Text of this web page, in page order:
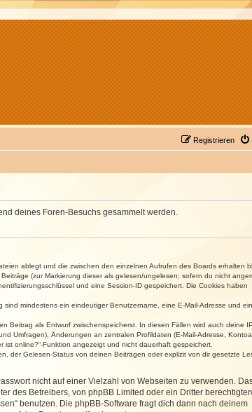
Registrieren
deines Foren-Besuchs gesammelt werden.
ablegt und die zwischen den einzelnen Aufrufen des Boards erhalten
(zur Markierung dieser als gelesen/ungelesen; sofern du nicht
und eine Session-ID gespeichert. Die Cookies haben
mindestens ein eindeutiger Benutzername, eine E-Mail-Adresse und
als Entwurf zwischenspeicherst. In diesen Fällen wird auch deine
Umfragen), Änderungen an zentralen Profildaten (E-Mail-Adresse,
ist online?“-Funktion angezeigt und nicht dauerhaft gespeichert.
der Gelesen-Status von deinen Beiträgen oder explizit von dir gesetzte
nicht auf einer Vielzahl von Webseiten zu verwenden.
des Betreibers, von phpBB Limited oder ein Dritter
benutzen. Die phpBB-Software fragt dich dann nach deinem